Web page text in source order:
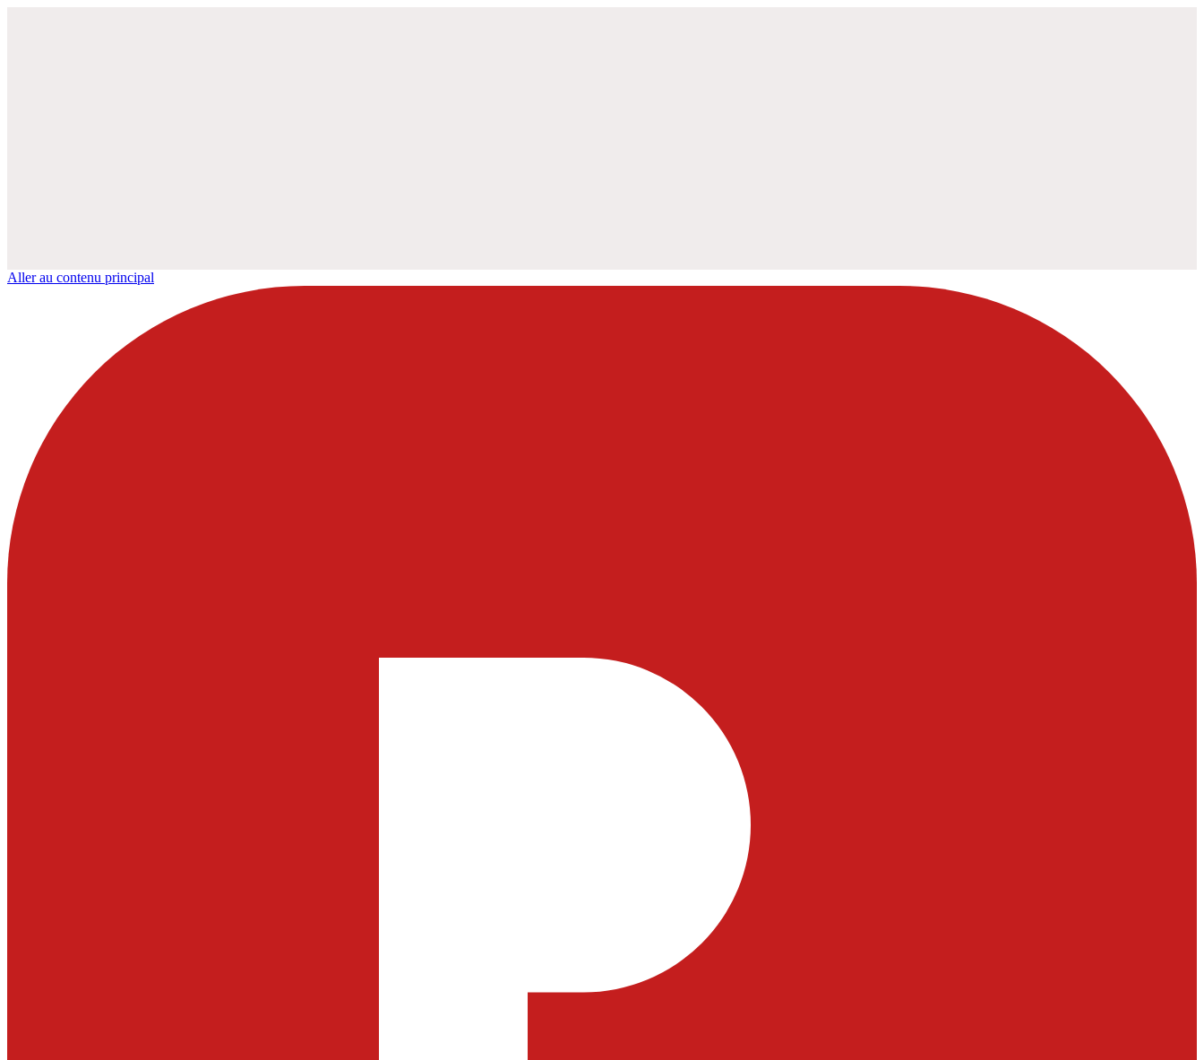
Aller au contenu principal